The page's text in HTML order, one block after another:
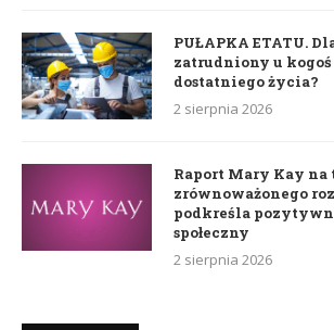
PUŁAPKA ETATU.
zatrudniony u kogoś
dostatniego życia?
2 sierpnia 2026
Raport Mary Kay na
zrównoważonego
podkreśla
społeczny
2 sierpnia 2026